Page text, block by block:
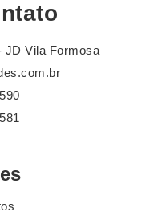
JD Vila Formosa